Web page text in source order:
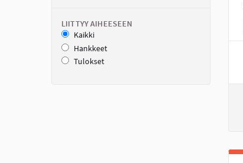
LIITTYY AIHEESEEN
Kaikki
Hankkeet
Tulokset